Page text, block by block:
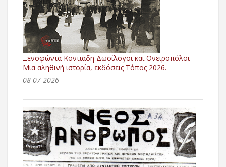
Ξενοφώντα Κοντιάδη Δωσίλογοι και Ονειροπόλοι
Μια αληθινή ιστορία, εκδόσεις Τόπος 2026.
08-07-2026